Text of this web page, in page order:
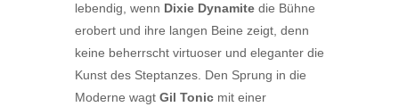
lebendig, wenn Dixie Dynamite die Bühne
erobert und ihre langen Beine zeigt, denn
keine beherrscht virtuoser und eleganter die
Kunst des Steptanzes. Den Sprung in die
Moderne wagt Gil Tonic mit einer